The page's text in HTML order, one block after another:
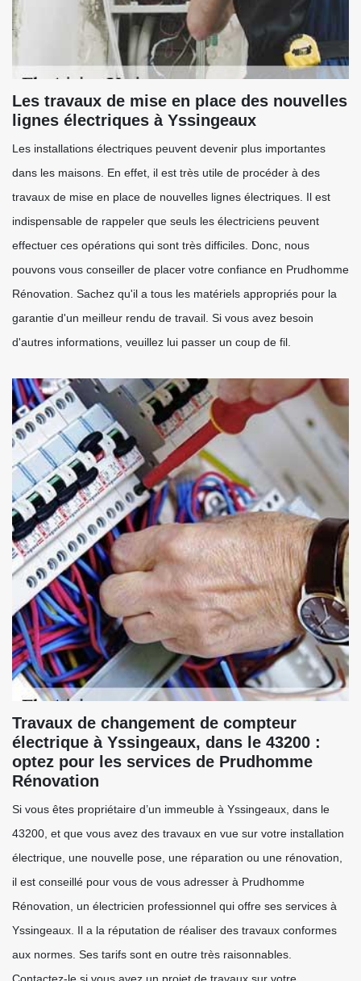
Les travaux de mise en place des nouvelles
lignes électriques à Yssingeaux
Les installations électriques peuvent devenir plus importantes
dans les maisons. En effet, il est très utile de procéder à des
travaux de mise en place de nouvelles lignes électriques. Il est
indispensable de rappeler que seuls les électriciens peuvent
effectuer ces opérations qui sont très difficiles. Donc, nous
pouvons vous conseiller de placer votre confiance en Prudhomme
Rénovation. Sachez qu'il a tous les matériels appropriés pour la
garantie d'un meilleur rendu de travail. Si vous avez besoin
d'autres informations, veuillez lui passer un coup de fil.
Travaux de changement de compteur
électrique à Yssingeaux, dans le 43200 :
optez pour les services de Prudhomme
Rénovation
Si vous êtes propriétaire d’un immeuble à Yssingeaux, dans le
43200, et que vous avez des travaux en vue sur votre installation
électrique, une nouvelle pose, une réparation ou une rénovation,
il est conseillé pour vous de vous adresser à Prudhomme
Rénovation, un électricien professionnel qui offre ses services à
Yssingeaux. Il a la réputation de réaliser des travaux conformes
aux normes. Ses tarifs sont en outre très raisonnables.